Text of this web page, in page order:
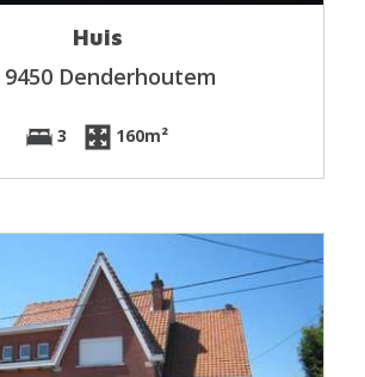
Huis
9450 Denderhoutem
3 160m²